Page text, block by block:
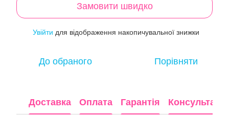
Замовити швидко
Увійти для відображення накопичувальної знижки
До обраного Порівняти
Доставка Оплата Гарантія Консультація